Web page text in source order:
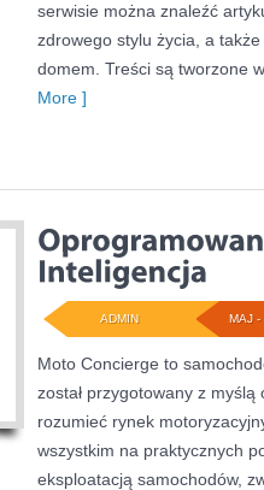
serwisie można znaleźć
zdrowego stylu życia, a
domem. Treści są tworzone
More ]
MAJ -
ADMIN
Moto Concierge to
został przygotowany z
rozumieć rynek
wszystkim na praktycznych
eksploatacją samochodów,